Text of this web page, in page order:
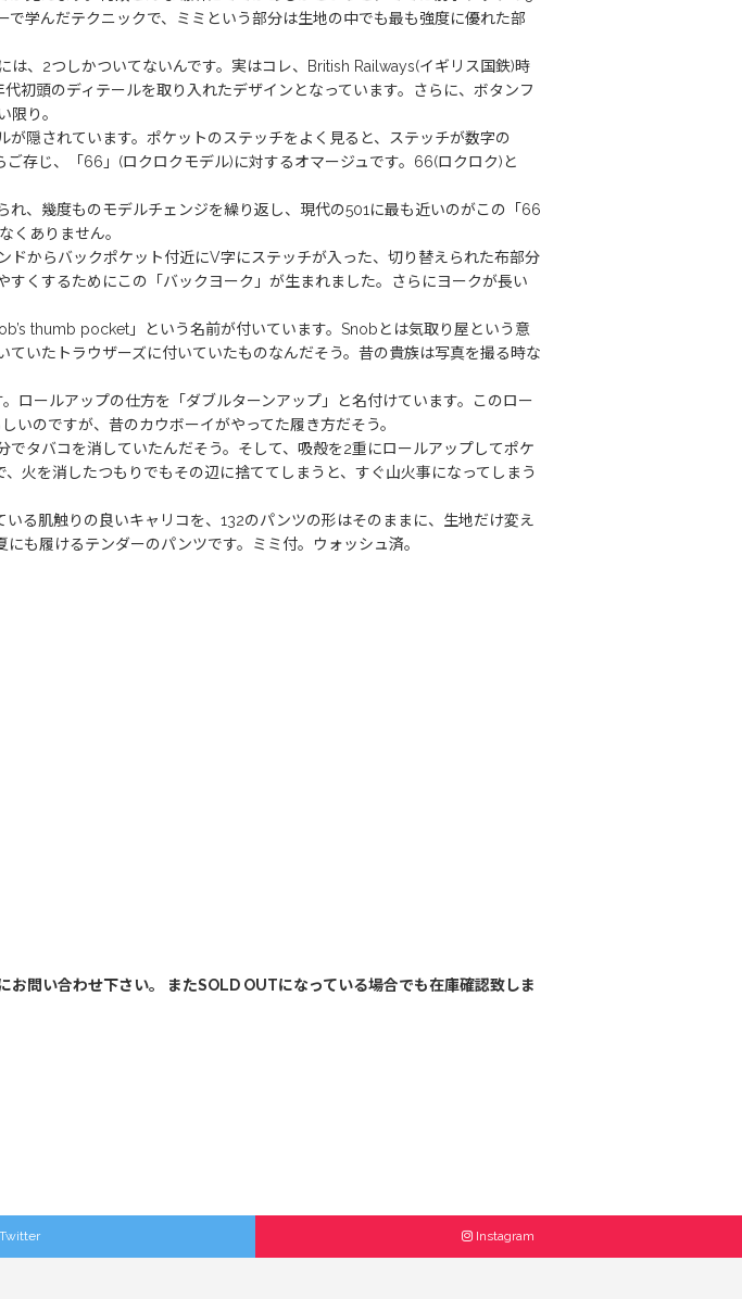
学んだテクニックで、ミミという部分は生地の中でも最も強度に優れた部
、2つしかついてないんです。実はコレ、British Railways(イギリス国鉄)時
初頭のディテールを取り入れたデザインとなっています。さらに、ボタンフ
限り。
隠されています。ポケットのステッチをよく見ると、ステッチが数字の
存じ、「66」(ロクロクモデル)に対するオマージュです。66(ロクロク)と
、幾度ものモデルチェンジを繰り返し、現代の501に最も近いのがこの「66
くありません。
からバックポケット付近にV字にステッチが入った、切り替えられた布部分
くするためにこの「バックヨーク」が生まれました。さらにヨークが長い
thumb pocket」という名前が付いています。Snobとは気取り屋という意
いたトラウザーズに付いていたものなんだそう。昔の貴族は写真を撮る時な
ロールアップの仕方を「ダブルターンアップ」と名付けています。このロー
のですが、昔のカウボーイがやってた履き方だそう。
タバコを消していたんだそう。そして、吸殻を2重にロールアップしてポケ
火を消したつもりでもその辺に捨ててしまうと、すぐ山火事になってしまう
る肌触りの良いキャリコを、132のパンツの形はそのままに、生地だけ変え
も履けるテンダーのパンツです。ミミ付。ウォッシュ済。
問い合わせ下さい。 またSOLD OUTになっている場合でも在庫確認致しま
Instagram